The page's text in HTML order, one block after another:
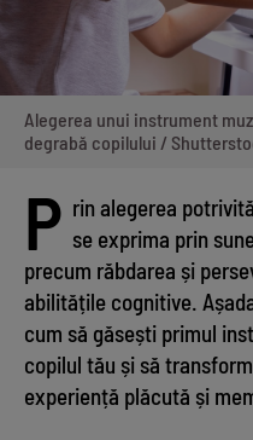
Alegerea unui instrument
degrabă copilului /
P rin alegerea
se exprima prin
precum răbdarea și
abilitățile cognitive.
cum să găsești primul
copilul tău și să
experiență plăcută și